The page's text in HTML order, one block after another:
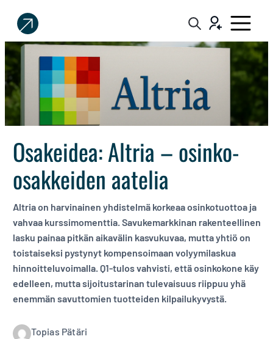
Sijoittaja.fi
Tee
parempia
sijoituspäätöksiä
Osakeidea: Altria – osinko-
osakkeiden aatelia
Altria on harvinainen yhdistelmä korkeaa osinkotuottoa ja
vahvaa kurssimomenttia. Savukemarkkinan rakenteellinen
lasku painaa pitkän aikavälin kasvukuvaa, mutta yhtiö on
toistaiseksi pystynyt kompensoimaan volyymilaskua
hinnoitteluvoimalla. Q1-tulos vahvisti, että osinkokone käy
edelleen, mutta sijoitustarinan tulevaisuus riippuu yhä
enemmän savuttomien tuotteiden kilpailukyvystä.
Topias Pätäri